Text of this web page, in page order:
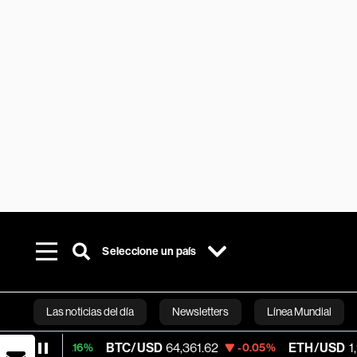
Seleccione un país
Las noticias del día Newsletters Línea Mundial
Bloomberg
BTC/USD 64,361.62 -0.05% ETH/USD 1,901.22 -